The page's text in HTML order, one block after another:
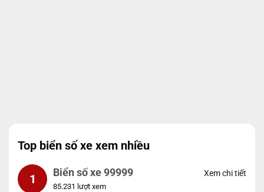
Top biển số xe xem nhiều
1 Biển số xe 99999
85.231 lượt xem
Xem chi tiết